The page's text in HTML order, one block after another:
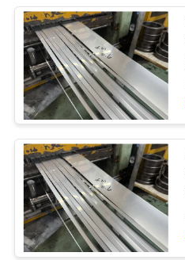
POLICY